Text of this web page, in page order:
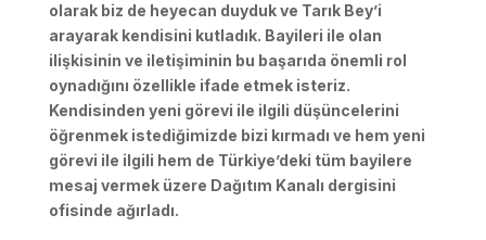
olarak biz de heyecan duyduk ve Tarık Bey’i
arayarak kendisini kutladık. Bayileri ile olan
ilişkisinin ve iletişiminin bu başarıda önemli rol
oynadığını özellikle ifade etmek isteriz.
Kendisinden yeni görevi ile ilgili düşüncelerini
öğrenmek istediğimizde bizi kırmadı ve hem yeni
görevi ile ilgili hem de Türkiye’deki tüm bayilere
mesaj vermek üzere Dağıtım Kanalı dergisini
ofisinde ağırladı.